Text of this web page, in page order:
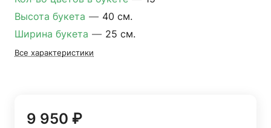
Высота букета — 40 см.
Ширина букета — 25 см.
Все характеристики
9 950 ₽